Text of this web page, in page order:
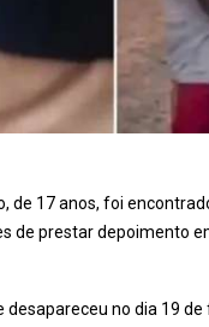
de 17 anos, foi
de prestar depoimento
desapareceu no dia 19